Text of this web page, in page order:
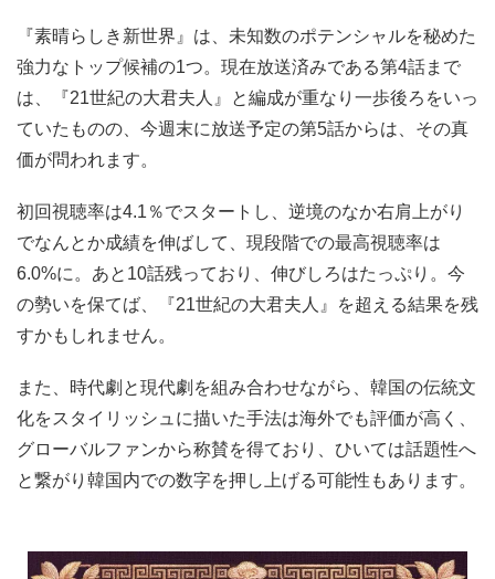
『素晴らしき新世界』は、未知数のポテンシャルを秘めた
強力なトップ候補の1つ。現在放送済みである第4話まで
は、『21世紀の大君夫人』と編成が重なり一歩後ろをいっ
ていたものの、今週末に放送予定の第5話からは、その真
価が問われます。
初回視聴率は4.1％でスタートし、逆境のなか右肩上がり
でなんとか成績を伸ばして、現段階での最高視聴率は
6.0%に。あと10話残っており、伸びしろはたっぷり。今
の勢いを保てば、『21世紀の大君夫人』を超える結果を残
すかもしれません。
また、時代劇と現代劇を組み合わせながら、韓国の伝統文
化をスタイリッシュに描いた手法は海外でも評価が高く、
グローバルファンから称賛を得ており、ひいては話題性へ
と繋がり韓国内での数字を押し上げる可能性もあります。